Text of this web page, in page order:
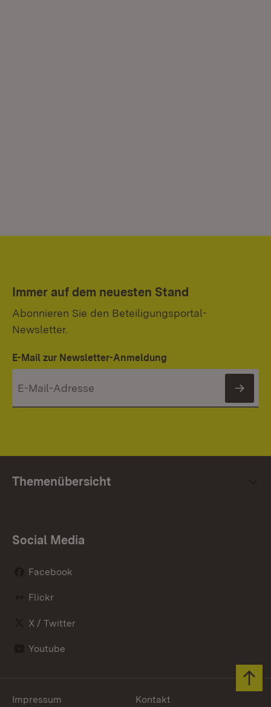
Immer auf dem neuesten Stand
Abonnieren Sie den Beteiligungsportal-
Newsletter.
E-Mail zur Newsletter-Anmeldung
Themenübersicht
Social Media
Facebook
Flickr
X / Twitter
Youtube
Impressum Kontakt